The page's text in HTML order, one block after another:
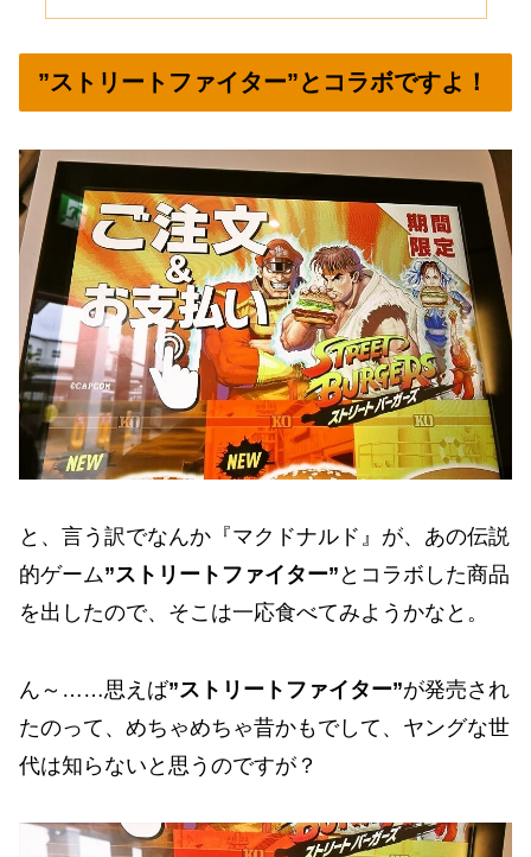
”ストリートファイター”とコラボですよ！
と、言う訳でなんか『マクドナルド』が、あの伝説
的ゲーム”ストリートファイター” とコラボした商品
を出したので、そこは一応食べてみようかなと。
ん～……思えば”ストリートファイター”が発売され
たのって、めちゃめちゃ昔かもでして、ヤングな世
代は知らないと思うのですが？